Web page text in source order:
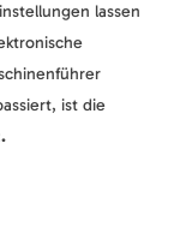
lassen
ist die